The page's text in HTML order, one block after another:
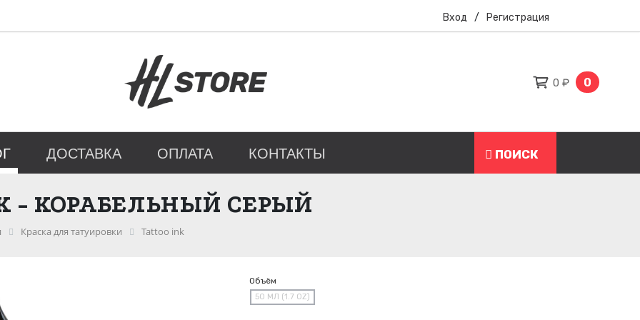
Вход / Регистрация
0 ₽ 0
ДОСТАВКА ОПЛАТА КОНТАКТЫ ПОИСК
- КОРАБЕЛЬНЫЙ СЕРЫЙ
Краска для татуировки Tattoo ink
Объём
50 МЛ (1.7 OZ)